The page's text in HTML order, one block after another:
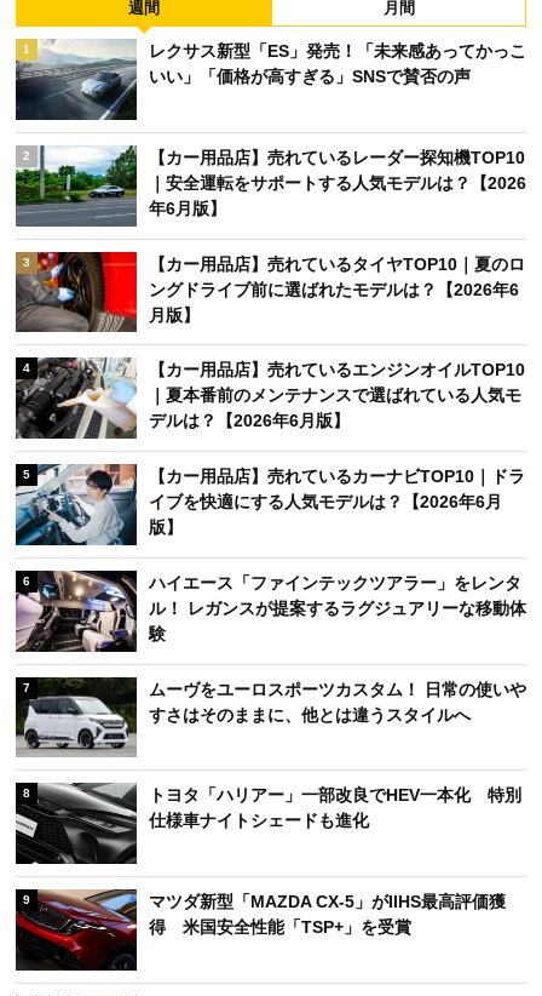
週間 月間
1
レクサス新型「ES」発売！「未来感あってかっこ
いい」「価格が高すぎる」SNSで賛否の声
2
【カー用品店】売れているレーダー探知機TOP10
｜安全運転をサポートする人気モデルは？【2026
年6月版】
3
【カー用品店】売れているタイヤTOP10｜夏のロ
ングドライブ前に選ばれたモデルは？【2026年6
月版】
4
【カー用品店】売れているエンジンオイルTOP10
｜夏本番前のメンテナンスで選ばれている人気モ
デルは？【2026年6月版】
5
【カー用品店】売れているカーナビTOP10｜ドラ
イブを快適にする人気モデルは？【2026年6月
版】
6
ハイエース「ファインテックツアラー」をレンタ
ル！ レガンスが提案するラグジュアリーな移動体
験
7
ムーヴをユーロスポーツカスタム！ 日常の使いや
すさはそのままに、他とは違うスタイルへ
8
トヨタ「ハリアー」一部改良でHEV一本化 特別
仕様車ナイトシェードも進化
9
マツダ新型「MAZDA CX-5」がIIHS最高評価獲
得 米国安全性能「TSP+」を受賞